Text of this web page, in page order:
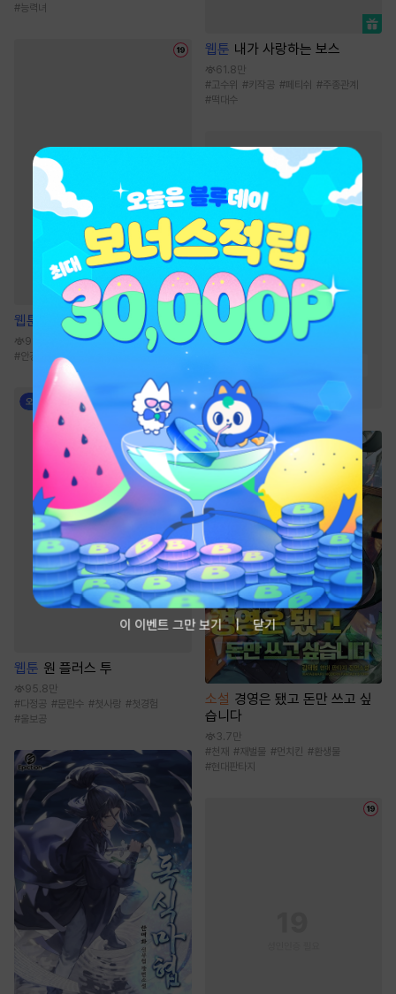
#능력녀
웹툰 부식인
93.8만
#안경수 #능글공 강공
웹툰 원 플러스 투
95.8만
#다정공 #문란수 #첫사랑 #첫경험
#울보공
웹툰 내가 사랑하는 보스
61.8만
#고수위 #키작공 #페티쉬 #주종관계
#떡대수
장르+ 웹툰/만화
#역사/시대물
#성장물 #초능력
#오피스물 #소설원작
#음식 #다정남
동물
#친구 #힐링물 #현대물
#영상화 #
환생물
#이세계물 #
동양풍
#연애/결혼
소설 경영은 됐고 돈만 쓰고 싶
습니다
3.7만
#천재 #재벌물 #먼치킨 #환생물
#현대판타지
이 이벤트 그만 보기 닫기